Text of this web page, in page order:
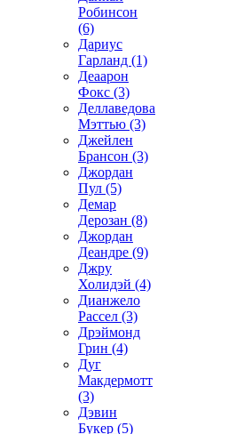
Робинсон
(6)
Дариус
Гарланд (1)
Деаарон
Фокс (3)
Деллаведова
Мэттью (3)
Джейлен
Брансон (3)
Джордан
Пул (5)
Демар
Дерозан (8)
Джордан
Деандре (9)
Джру
Холидэй (4)
Дианжело
Рассел (3)
Дрэймонд
Грин (4)
Дуг
Макдермотт
(3)
Дэвин
Букер (5)